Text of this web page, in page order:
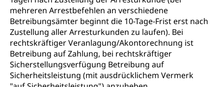
mehreren Arrestbefehlen an verschiedene
Betreibungsämter beginnt die 10-Tage-Frist erst nach
Zustellung aller Arresturkunden zu laufen). Bei
rechtskräftiger Veranlagung/Akontorechnung ist
Betreibung auf Zahlung, bei rechtskräftiger
Sicherstellungsverfügung Betreibung auf
Sicherheitsleistung (mit ausdrücklichem Vermerk